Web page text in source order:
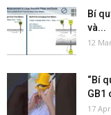
Bí
và...
12
“Bí
GB1
17